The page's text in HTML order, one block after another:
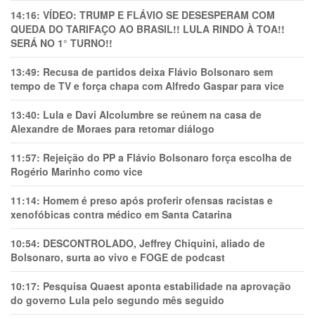
14:16: VÍDEO: TRUMP E FLÁVIO SE DESESPERAM COM
QUEDA DO TARIFAÇO AO BRASIL!! LULA RINDO À TOA!!
SERÁ NO 1° TURNO!!
13:49: Recusa de partidos deixa Flávio Bolsonaro sem
tempo de TV e força chapa com Alfredo Gaspar para vice
13:40: Lula e Davi Alcolumbre se reúnem na casa de
Alexandre de Moraes para retomar diálogo
11:57: Rejeição do PP a Flávio Bolsonaro força escolha de
Rogério Marinho como vice
11:14: Homem é preso após proferir ofensas racistas e
xenofóbicas contra médico em Santa Catarina
10:54: DESCONTROLADO, Jeffrey Chiquini, aliado de
Bolsonaro, surta ao vivo e FOGE de podcast
10:17: Pesquisa Quaest aponta estabilidade na aprovação
do governo Lula pelo segundo mês seguido